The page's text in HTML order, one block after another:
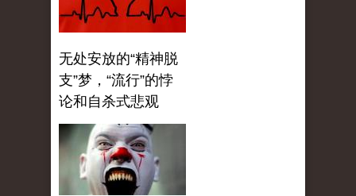
无处安放的“精神脱
支”梦，“流行”的悖
论和自杀式悲观